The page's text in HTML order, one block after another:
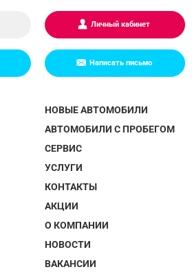
Личный кабинет
Написать письмо
НОВЫЕ АВТОМОБИЛИ
АВТОМОБИЛИ С ПРОБЕГОМ
СЕРВИС
УСЛУГИ
КОНТАКТЫ
АКЦИИ
О КОМПАНИИ
НОВОСТИ
ВАКАНСИИ